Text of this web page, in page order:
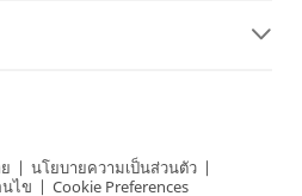
| นโยบายความเป็นส่วนตัว |
ไข | Cookie Preferences